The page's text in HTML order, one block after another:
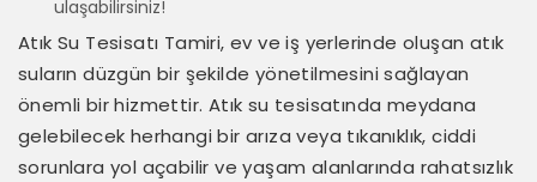
ulaşabilirsiniz!
Atık Su Tesisatı Tamiri, ev ve iş yerlerinde oluşan atık
suların düzgün bir şekilde yönetilmesini sağlayan
önemli bir hizmettir. Atık su tesisatında meydana
gelebilecek herhangi bir arıza veya tıkanıklık, ciddi
sorunlara yol açabilir ve yaşam alanlarında rahatsızlık